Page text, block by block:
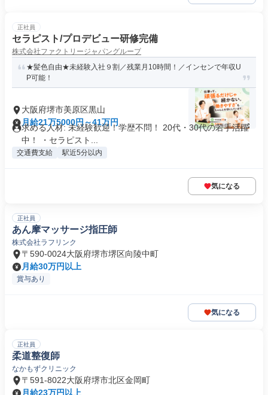
正社員
セラピスト/プロデビュー研修完備
株式会社ファクトリージャパングループ
★髪色自由★未経験入社９割／残業月10時間！／インセンで年収U
P可能！
大阪府堺市美原区黒山
月給21万5000円～41万円
求める人材: 未経験歓迎！学歴不問！ 20代・30代の若手活躍
中！ ・セラピスト...
交通費支給 駅近5分以内
気になる
正社員
あん摩マッサージ指圧師
株式会社ラフリンク
〒590-0024大阪府堺市堺区向陵中町
月給30万円以上
賞与あり
気になる
正社員
柔道整復師
なかもずクリニック
〒591-8022大阪府堺市北区金岡町
月給23万円以上